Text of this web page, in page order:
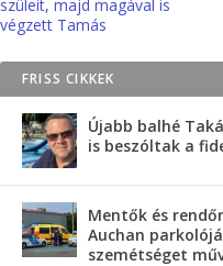
szüleit, majd magával is
végzett Tamás
FRISS CIKKEK
Újabb balhé
is beszóltak a
Mentők és
Auchan
szemétséget